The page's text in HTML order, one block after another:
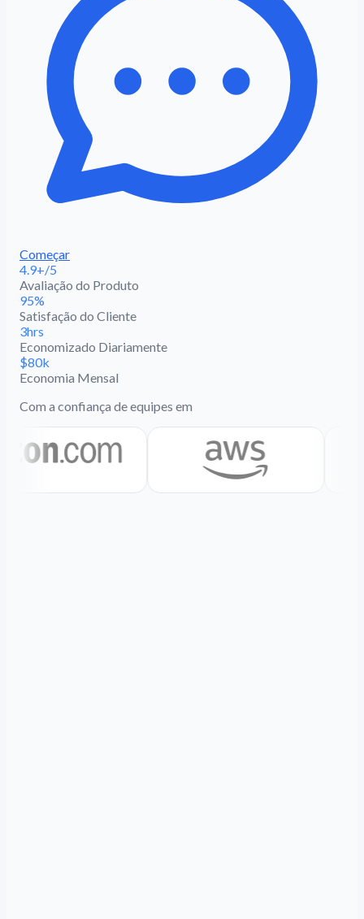
Começar
4.9+/5
Avaliação do Produto
95%
Satisfação do Cliente
3hrs
Economizado Diariamente
$80k
Economia Mensal
Com a confiança de equipes em